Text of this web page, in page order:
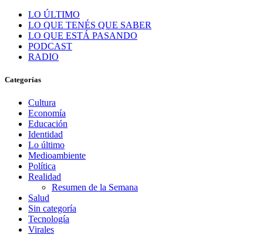
LO ÚLTIMO
LO QUE TENÉS QUE SABER
LO QUE ESTÁ PASANDO
PODCAST
RADIO
Categorías
Cultura
Economía
Educación
Identidad
Lo último
Medioambiente
Política
Realidad
Resumen de la Semana
Salud
Sin categoría
Tecnología
Virales